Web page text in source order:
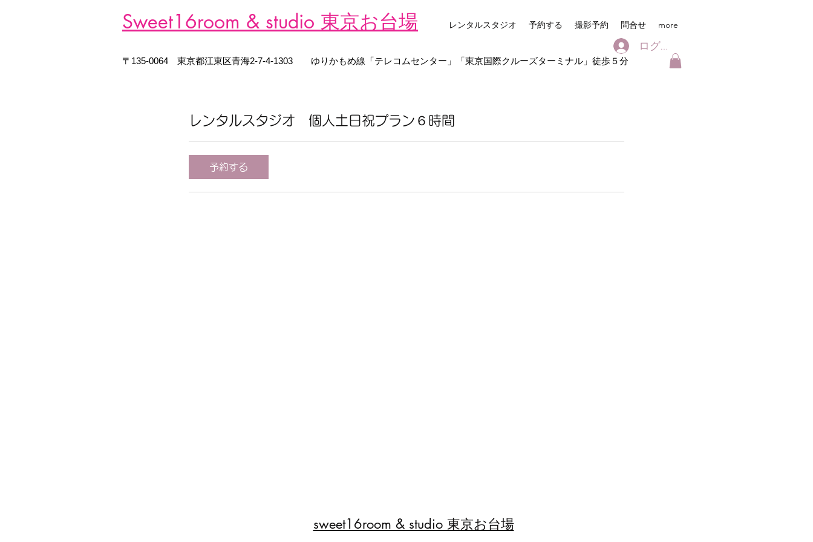
Sweet16room & studio 東京お台場 レンタルスタジオ 予約する 撮影予約 問合せ more
​〒135-0064 東京都江東区青海2-7-4-1303 ゆりかもめ線 「テレコムセンター」「東京国際クルーズターミナル」徒歩５分
ログイン
レンタルスタジオ 個人土日祝プラン６時間
予約する
sweet16room & studio 東京お台場